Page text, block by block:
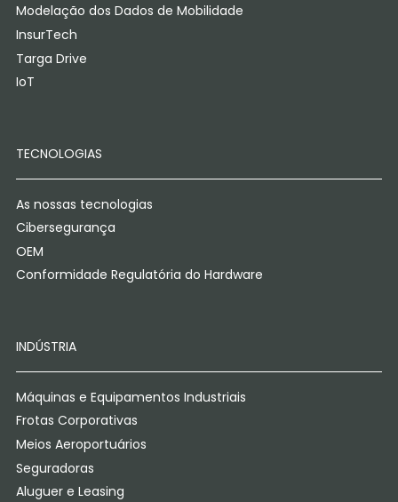
Modelação dos Dados de Mobilidade
InsurTech
Targa Drive
IoT
TECNOLOGIAS
As nossas tecnologias
Cibersegurança
OEM
Conformidade Regulatória do Hardware
INDÚSTRIA
Máquinas e Equipamentos Industriais
Frotas Corporativas
Meios Aeroportuários
Seguradoras
Aluguer e Leasing